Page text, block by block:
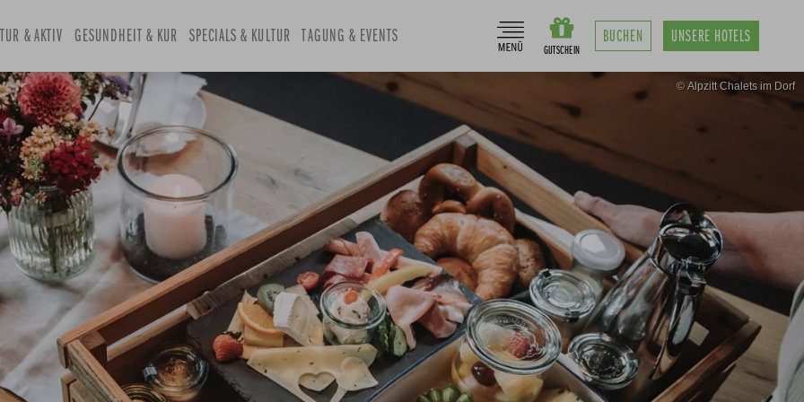
& AKTIV GESUNDHEIT & KUR SPECIALS & KULTUR TAGUNG & EVENTS BUCHEN UNSERE HOTELS
© Alpzitt Chalets im Dorf
select
date.
Press
the
question
mark
key
to
get
the
keyboard
shortcuts
changing
dates.